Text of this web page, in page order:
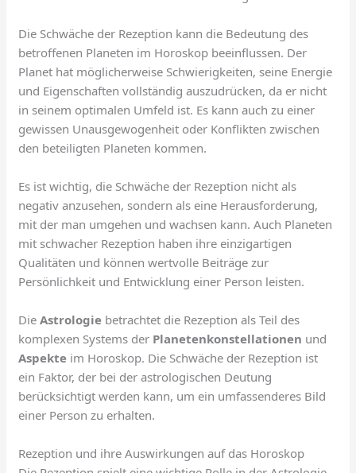
Die Schwäche der Rezeption kann die Bedeutung des
betroffenen Planeten im Horoskop beeinflussen. Der
Planet hat möglicherweise Schwierigkeiten, seine Energie
und Eigenschaften vollständig auszudrücken, da er nicht
in seinem optimalen Umfeld ist. Es kann auch zu einer
gewissen Unausgewogenheit oder Konflikten zwischen
den beteiligten Planeten kommen.
Es ist wichtig, die Schwäche der Rezeption nicht als
negativ anzusehen, sondern als eine Herausforderung,
mit der man umgehen und wachsen kann. Auch Planeten
mit schwacher Rezeption haben ihre einzigartigen
Qualitäten und können wertvolle Beiträge zur
Persönlichkeit und Entwicklung einer Person leisten.
DieAstrologie betrachtet die Rezeption als Teil des
komplexen Systems der Planetenkonstellationen und
Aspekte im Horoskop. Die Schwäche der Rezeption ist
ein Faktor, der bei der astrologischen Deutung
berücksichtigt werden kann, um ein umfassenderes Bild
einer Person zu erhalten.
Rezeption und ihre Auswirkungen auf das Horoskop